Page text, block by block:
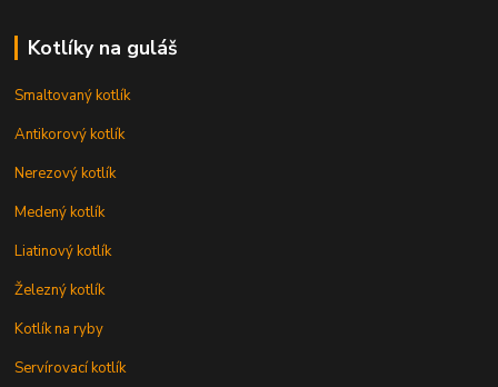
Kotlíky na guláš
Smaltovaný kotlík
Antikorový kotlík
Nerezový kotlík
Medený kotlík
Liatinový kotlík
Železný kotlík
Kotlík na ryby
Servírovací kotlík